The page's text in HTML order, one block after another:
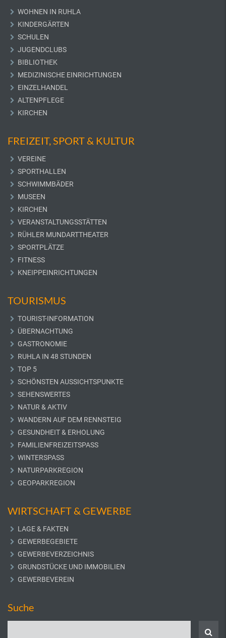
WOHNEN IN RUHLA
KINDERGÄRTEN
SCHULEN
JUGENDCLUBS
BIBLIOTHEK
MEDIZINISCHE EINRICHTUNGEN
EINZELHANDEL
ALTENPFLEGE
KIRCHEN
FREIZEIT, SPORT & KULTUR
VEREINE
SPORTHALLEN
SCHWIMMBÄDER
MUSEEN
KIRCHEN
VERANSTALTUNGSSTÄTTEN
RÜHLER MUNDARTTHEATER
SPORTPLÄTZE
FITNESS
KNEIPPEINRICHTUNGEN
TOURISMUS
TOURIST-INFORMATION
ÜBERNACHTUNG
GASTRONOMIE
RUHLA IN 48 STUNDEN
TOP 5
SCHÖNSTEN AUSSICHTSPUNKTE
SEHENSWERTES
NATUR & AKTIV
WANDERN AUF DEM RENNSTEIG
GESUNDHEIT & ERHOLUNG
FAMILIENFREIZEITSPASS
WINTERSPASS
NATURPARKREGION
GEOPARKREGION
WIRTSCHAFT & GEWERBE
LAGE & FAKTEN
GEWERBEGEBIETE
GEWERBEVERZEICHNIS
GRUNDSTÜCKE UND IMMOBILIEN
GEWERBEVEREIN
Suche